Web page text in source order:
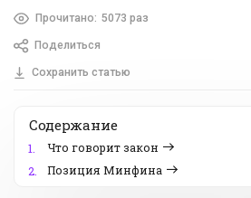
Прочитано: 5073 раз
Поделиться
Сохранить статью
Содержание
1.
Что говорит закон
2.
Позиция Минфина